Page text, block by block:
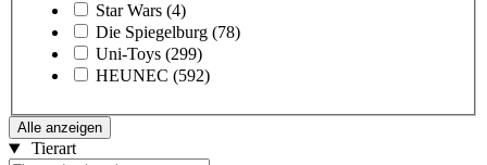
Star Wars (4)
Die Spiegelburg (78)
Uni-Toys (299)
HEUNEC (592)
Alle anzeigen
Tierart